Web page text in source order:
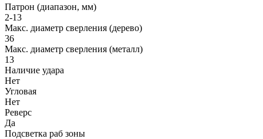
Патрон (диапазон, мм)
2-13
Макс. диаметр сверления (дерево)
36
Макс. диаметр сверления (металл)
13
Наличие удара
Нет
Угловая
Нет
Реверс
Да
Подсветка раб зоны